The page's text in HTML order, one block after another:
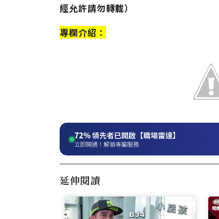
經允許請勿轉載）
專欄介紹：
72%領先者已開啟【職場雷達】
立即開通！解鎖專屬服務
延伸閱讀